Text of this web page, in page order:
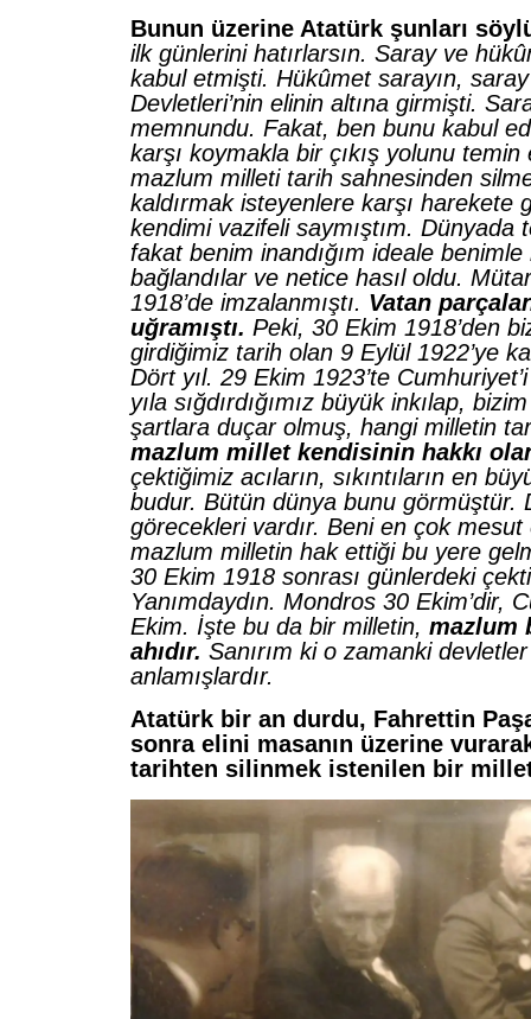
Bunun üzerine Atatürk şunları
ilk günlerini hatırlarsın. Saray ve
kabul etmişti. Hükûmet sarayın,
Devletleri’nin elinin altına girmişti.
memnundu. Fakat, ben bunu kabul
karşı koymakla bir çıkış yolunu
mazlum milleti tarih sahnesinden
kaldırmak isteyenlere karşı harekete
kendimi vazifeli saymıştım. Dünyada
fakat benim inandığım ideale
bağlandılar ve netice hasıl oldu.
1918’de imzalanmıştı. Vatan
uğramıştı. Peki, 30 Ekim 1918’den
girdiğimiz tarih olan 9 Eylül 1922’ye
Dört yıl. 29 Ekim 1923’te
yıla sığdırdığımız büyük inkılap,
şartlara duçar olmuş, hangi milletin
mazlum millet kendisinin hakkı
çektiğimiz acıların, sıkıntıların en
budur. Bütün dünya bunu görmüştür.
görecekleri vardır. Beni en çok
mazlum milletin hak ettiği bu yere
30 Ekim 1918 sonrası günlerdeki
Yanımdaydın. Mondros 30 Ekim’dir,
Ekim. İşte bu da bir milletin, mazlum
ahıdır. Sanırım ki o zamanki
anlamışlardır.
Atatürk bir an durdu, Fahrettin
sonra elini masanın üzerine
tarihten silinmek istenilen bir